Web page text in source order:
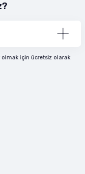
olmak için ücretsiz olarak